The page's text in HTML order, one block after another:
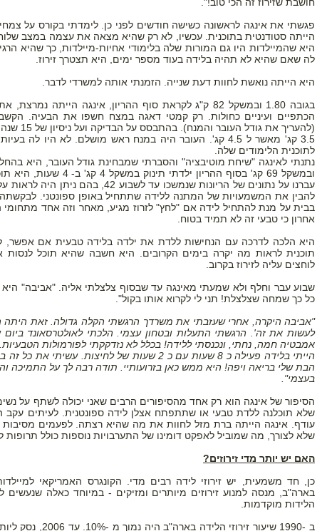
פגשתי את אינגה לראשונה כשישה חודשים לפני כן. לימדתי בקורס על
הייתה סטודנטית בתוכנית. עכשיו, לא רק שהיא מצאה את עצמה במצב
היא שהמיילדות היו גם המורות שלה בלימודי אחיות-מיילדות, כך שהיא
לה שאם שהיא לא תהיה בלידה בעוד מספר ימים, היא תצטרך זירוז.
היא הייתה נואשת לחוות דעת שנייה. הזמנתי אותה למשרדי לדבר.
בגובה 1.80 ובמשקל 82 ק"ג לקראת סוף ההריון, אינגה
הכתפיים ועיניים כחולות. רק קמטי דאגה במצח חשפו את הבעיה.
(להעריך
3.5 קג' מאשר ל 4.5 קג'. העובר היה במנח ראש מושלם. לא היו
לתוכנית הלימודים שלה.
ובמשקל 69 קג' בסוף
עברנו על נתונים של הריונות שנמשכו
להבין את המשמעויות של המתנה ללידה שתתחיל באופן ספונטני.
בבית על מנת להתחיל לידה אם "לחץ" לזרוז מגיע, מאחר וזה אחד
אחרון כי טבעי זה לא תמיד בטוח.
היא הלכה לדרכה עם הנחישות ללדת את ילדה בלידה טבעית אם אפשר,
תוכנית לראות מה יקרה בימים הקרובים. היא חשבה שהיא תוכל
לוחצים עליה לזירוז בקרוב.
שבוע עבר וחלף ולא שמעתי מאינגה עד שבסוף צלצלתי אליה. "אביבה"
כל כך שמחה שצלצלת! תני לי לקרוא אותו בקול".
"אביבה היקרה, אחרי שעזבתי את משרדך הרגשתי הקלה גדולה. זאת
לעשות את זה'. הרגשתי התעלות ובטחון עצמי. הלכתי לאולטרסאונד
הייתי בלידה פעילה כ 8 שעות עם כ 2 שעות של
הבת שלי בריאה ויפה! היא ממש כאן בזרועותיי. תודה רבה לך על התמיכה
בעצמי".
הסיפור של אינגה הוא רק אחד מהסיפורים הרבים שאני יכולה לשתף על
שלא תוכלנה ללדת טבעי או שתתפתח אצלן לידה ספונטנית. לעיתים
עודף. אינגה הייתה ברת מזל לחוות את מה שהיא רצתה. לפעמים מסיבות
שלא לצורך, מה שמוביל לאפקט דומינו של התערבויות נוספות כולל תרופות
האם יש יותר מדי זירוזים?
הלידות מוקדמות.